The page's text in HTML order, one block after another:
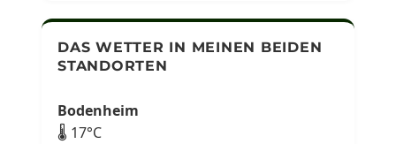
DAS WETTER IN MEINEN BEIDEN
STANDORTEN
Bodenheim
🌡 17°C